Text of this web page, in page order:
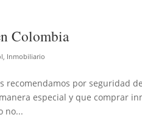
Colombia
, Inmobiliario
recomendamos por seguridad
especial y que comprar
no...